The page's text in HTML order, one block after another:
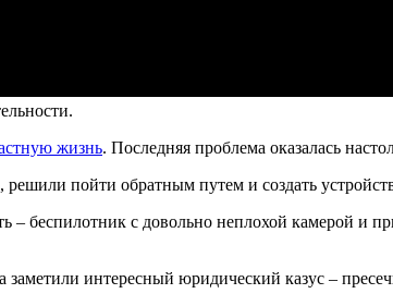
жизнь. Последняя проблема оказалась
пойти обратным путем и создать
беспилотник с довольно неплохой камерой и
интересный юридический казус –